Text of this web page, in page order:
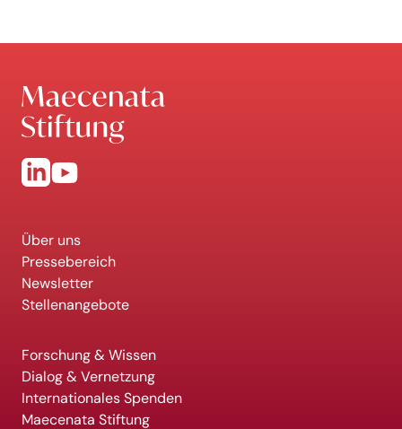
Über uns
Pressebereich
Newsletter
Stellenangebote
Forschung & Wissen
Dialog & Vernetzung
Internationales Spenden
Maecenata Stiftung